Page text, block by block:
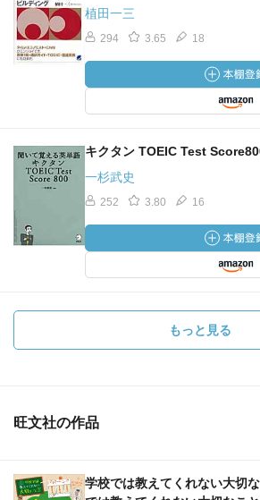
植田一三
294 3.65 18
キクタン TOEIC Test
一杉武史
252 3.80 16
もっと見る
旺文社の作品
学校では教えてくれない大切